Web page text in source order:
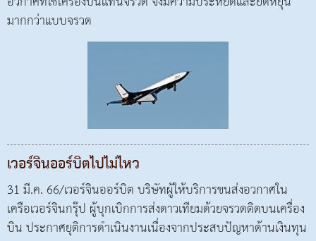
มากกว่าแบบจรวด
เวอร์จินออร์บิตไปไม่ไหว
31 มี.ค. 66/เวอร์จินออร์บิต บริษัทผู้ให้บริการขนส่งอวกาศใน
เครือเวอร์จินกรุ๊ป ผู้บุกเบิกการส่งดาวเทียมด้วยจรวดติดบนเครื่อง
บิน ประกาศยุติการดำเนินงานเนื่องจากประสบปัญหาด้านเงินทุน